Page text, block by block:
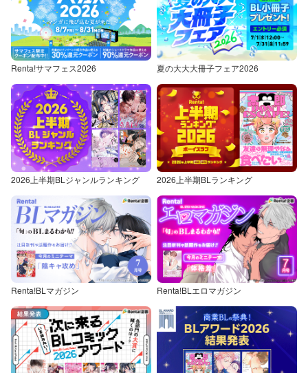
Renta!サマフェス2026 夏の大大大冊子フェア2026
2026上半期BLジャンルランキング 2026上半期BLランキング
Renta!BLマガジン Renta!BLエロマガジン